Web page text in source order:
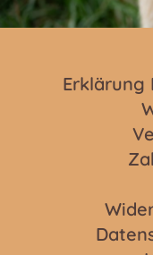
Erklärung